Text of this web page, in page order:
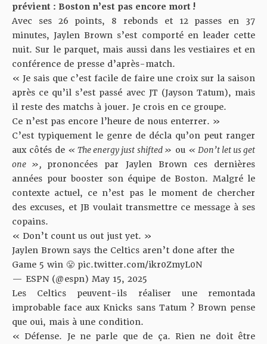
prévient : Boston n’est pas encore mort !
Avec ses 26 points, 8 rebonds et 12 passes en 37
minutes,Jaylen Brown s’est comporté en leader cette
nuit. Sur le parquet, mais aussi dans les vestiaires et en
conférence de presse d’après-match.
« Je sais que c’est facile de faire une croix sur la saison
après ce qu’il s’est passé avec JT (Jayson Tatum), mais
il reste des matchs à jouer. Je crois en ce groupe.
Ce n’est pas encore l’heure de nous enterrer. »
C’est typiquement le genre de décla qu’on peut ranger
aux côtés de « The energy just shifted » ou « Don’t let us get
one », prononcées par Jaylen Brown ces dernières
années pour booster son équipe de Boston. Malgré le
contexte actuel, ce n’est pas le moment de chercher
des excuses, et JB voulait transmettre ce message à ses
copains.
« Don’t count us out just yet. »
Jaylen Brown says the Celtics aren’t done after the
Game 5 win 😤 pic.twitter.com/ikr0ZmyL0N
— ESPN (@espn) May 15, 2025
Les Celtics peuvent-ils réaliser une remontada
improbable face aux Knicks sans Tatum ? Brown pense
que oui, mais à une condition.
« Défense. Je ne parle que de ça. Rien ne doit être